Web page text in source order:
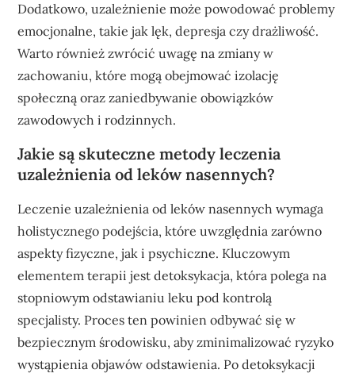
Dodatkowo, uzależnienie może powodować problemy
emocjonalne, takie jak lęk, depresja czy drażliwość.
Warto również zwrócić uwagę na zmiany w
zachowaniu, które mogą obejmować izolację
społeczną oraz zaniedbywanie obowiązków
zawodowych i rodzinnych.
Jakie są skuteczne metody leczenia
uzależnienia od leków nasennych?
Leczenie uzależnienia od leków nasennych wymaga
holistycznego podejścia, które uwzględnia zarówno
aspekty fizyczne, jak i psychiczne. Kluczowym
elementem terapii jest detoksykacja, która polega na
stopniowym odstawianiu leku pod kontrolą
specjalisty. Proces ten powinien odbywać się w
bezpiecznym środowisku, aby zminimalizować ryzyko
wystąpienia objawów odstawienia. Po detoksykacji